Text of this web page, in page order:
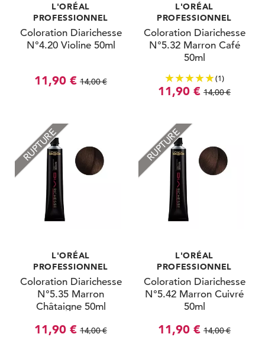
L'ORÉAL
PROFESSIONNEL
Coloration Diarichesse
N°4.20 Violine 50ml
11,90 € 14,00 €
L'ORÉAL
PROFESSIONNEL
Coloration Diarichesse
N°5.32 Marron Café
50ml
(1)
11,90 € 14,00 €
RUPTURE
L'ORÉAL
PROFESSIONNEL
Coloration Diarichesse
N°5.35 Marron
Châtaigne 50ml
11,90 € 14,00 €
RUPTURE
L'ORÉAL
PROFESSIONNEL
Coloration Diarichesse
N°5.42 Marron Cuivré
50ml
11,90 € 14,00 €